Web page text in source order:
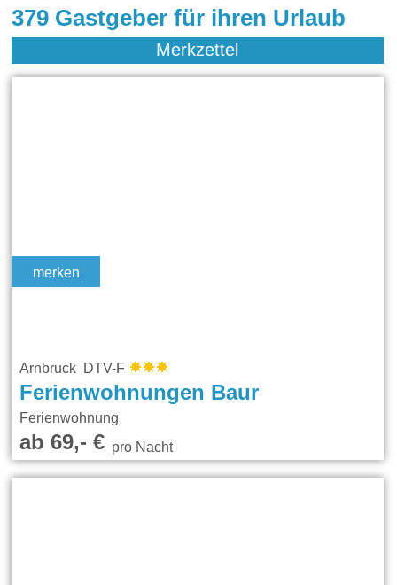
379 Gastgeber für ihren Urlaub
Merkzettel
merken
Arnbruck DTV-F
Ferienwohnungen Baur
Ferienwohnung
ab 69,- €pro Nacht